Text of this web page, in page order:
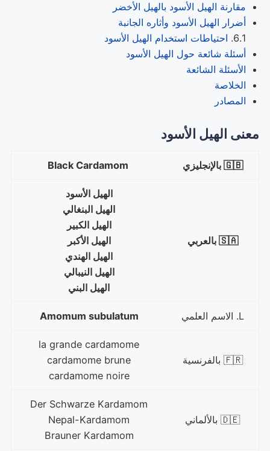
مقارنة الهيل الأسود بالهيل الأخضر
أضرار الهيل الأسود وأثاره الجانبة
احتياطات استخدام الهيل الأسود
أسئلة شائعة حول الهيل الأسود
الأسئلة الشائعة
الخلاصة
المصادر
معنى الهيل الأسود
🇬🇧 بالإنجليزي
🇸🇦 بالعربي
الهيل الأسود
الهيل البنغالي
الهيل الكبير
الهيل الأكبر
الهيل الهندي
الهيل النيبالي
الهيل البني
L. الاسم العلمي Amomum subulatum
🇫🇷 بالفرنسية
la grande cardamome
cardamome brune
cardamome noire
🇩🇪 بالألماني
Der Schwarze Kardamom
Nepal-Kardamom
Brauner Kardamom